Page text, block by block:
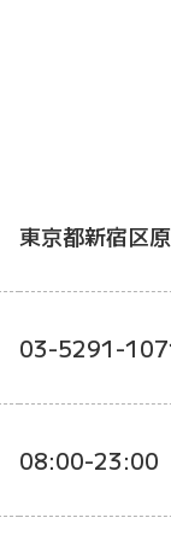
東京都新宿区
03-5291-
08:00-23:00